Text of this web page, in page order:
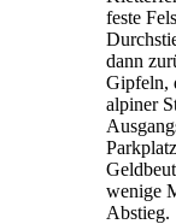
feste
dann
Gipfeln,
alpiner
wenige
Abstieg.